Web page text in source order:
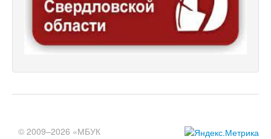
© 2009–2026 «МБУК